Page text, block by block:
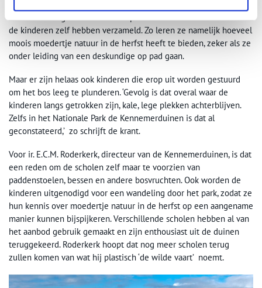
de kinderen zelf hebben verzameld. Zo leren ze namelijk hoeveel
moois moedertje natuur in de herfst heeft te bieden, zeker als ze
onder leiding van een deskundige op pad gaan.
Maar er zijn helaas ook kinderen die erop uit worden gestuurd
om het bos leeg te plunderen. ‘Gevolg is dat overal waar de
kinderen langs getrokken zijn, kale, lege plekken achterblijven.
Zelfs in het Nationale Park de Kennemerduinen is dat al
geconstateerd,’ zo schrijft de krant.
Voor ir. E.C.M. Roderkerk, directeur van de Kennemerduinen, is dat
een reden om de scholen zelf maar te voorzien van
paddenstoelen, bessen en andere bosvruchten. Ook worden de
kinderen uitgenodigd voor een wandeling door het park, zodat ze
hun kennis over moedertje natuur in de herfst op een aangename
manier kunnen bijspijkeren. Verschillende scholen hebben al van
het aanbod gebruik gemaakt en zijn enthousiast uit de duinen
teruggekeerd. Roderkerk hoopt dat nog meer scholen terug
zullen komen van wat hij plastisch ‘de wilde vaart’ noemt.